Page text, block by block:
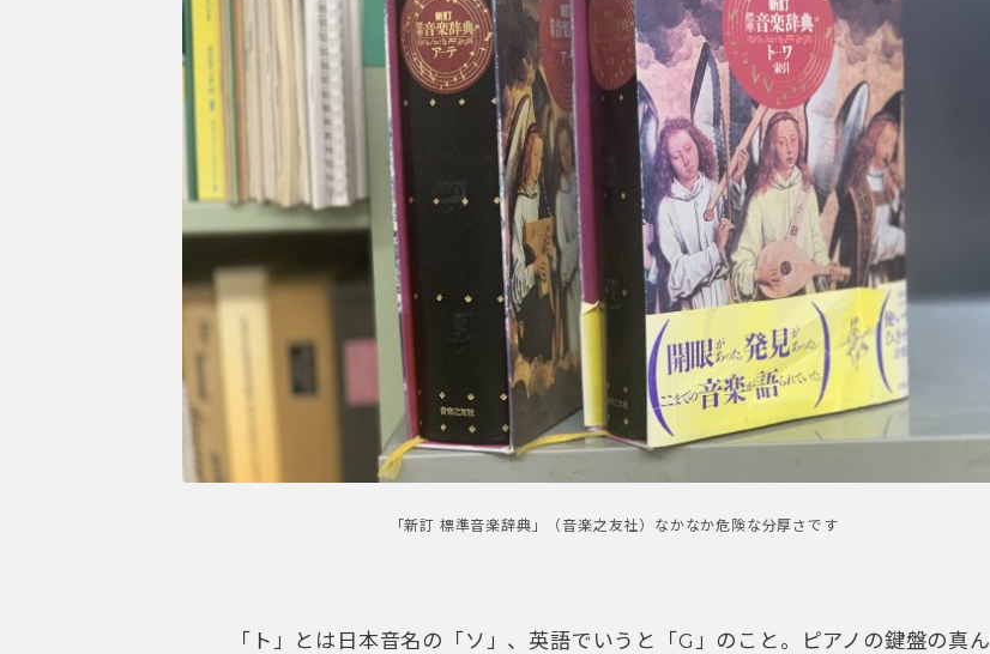
「新訂 標準音楽辞典」（音楽之友社）なかなか危険な分厚さです
「ト」とは日本音名の「ソ」、英語でいうと「G」のこと。ピアノの鍵盤の真ん